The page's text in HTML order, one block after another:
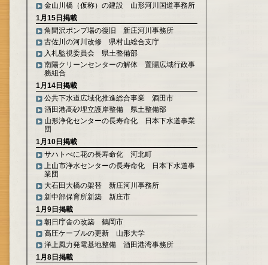
金山川橋（仮称）の建設 山形河川国道事務所
1月15日掲載
角間沢ポンプ場の復旧 新庄河川事務所
古佐川の河川改修 県村山総合支庁
入札監視委員会 県土整備部
南陽クリーンセンターの解体 置賜広域行政事
務組合
1月14日掲載
公共下水道広域化推進総合事業 酒田市
酒田港高砂埋立護岸整備 県土整備部
山形浄化センターの長寿命化 日本下水道事業
団
1月10日掲載
サハトべに花の長寿命化 河北町
上山市浄水センターの長寿命化 日本下水道事
業団
大石田大橋の架替 新庄河川事務所
新中部保育所新築 新庄市
1月9日掲載
朝日庁舎の改築 鶴岡市
高圧ケーブルの更新 山形大学
洋上風力発電基地整備 酒田港湾事務所
1月8日掲載